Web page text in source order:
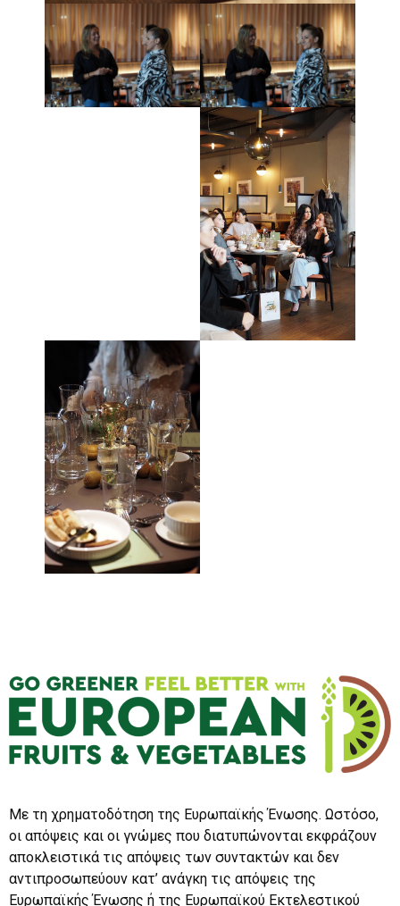
Με τη χρηματοδότηση της Ευρωπαϊκής Ένωσης. Ωστόσο,
οι απόψεις και οι γνώμες που διατυπώνονται εκφράζουν
αποκλειστικά τις απόψεις των συντακτών και δεν
αντιπροσωπεύουν κατ’ ανάγκη τις απόψεις της
Ευρωπαϊκής Ένωσης ή της Ευρωπαϊκού Εκτελεστικού